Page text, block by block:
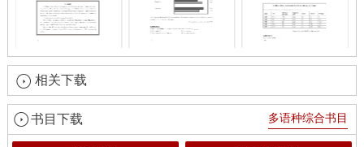
相关下载
书目下载 多语种综合书目